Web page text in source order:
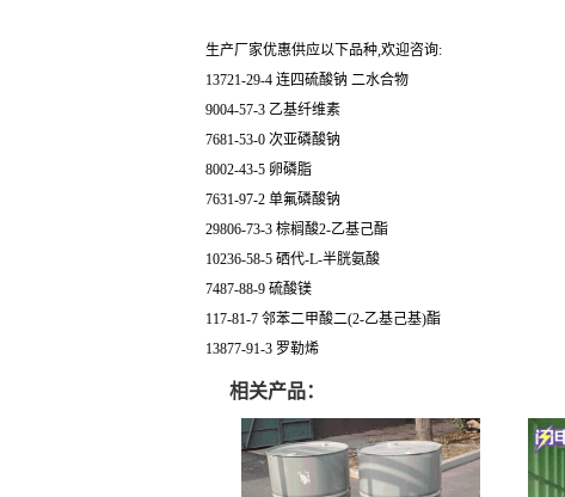
生产厂家优惠供应以下品种,欢迎咨询:
13721-29-4 连四硫酸钠 二水合物
9004-57-3 乙基纤维素
7681-53-0 次亚磷酸钠
8002-43-5 卵磷脂
7631-97-2 单氟磷酸钠
29806-73-3 棕榈酸2-乙基己酯
10236-58-5 硒代-L-半胱氨酸
7487-88-9 硫酸镁
117-81-7 邻苯二甲酸二(2-乙基己基)酯
13877-91-3 罗勒烯
相关产品：